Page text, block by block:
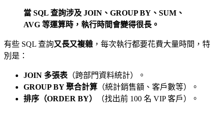
當 SQL 查詢涉及 JOIN、GROUP BY、SUM、
AVG 等運算時，執行時間會變得很長。
有些 SQL 查詢又長又複雜 ，每次執行都要花費大量時間，特
別是：
JOIN 多張表 （跨部門資料統計）。
GROUP BY 聚合計算 （統計銷售額、客戶數等）。
排序（ORDER BY）
（找出前 100 名 VIP 客戶）。